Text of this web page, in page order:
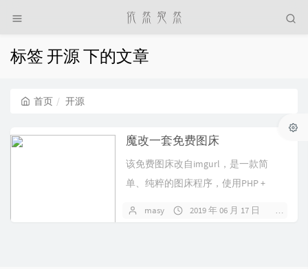
标签 开源 下的文章
首页 开源
魔改一套免费图床
该免费图床改自imgurl，是一款简
单、纯粹的图床程序，使用PHP +
masy 2019 年 06 月 17 日